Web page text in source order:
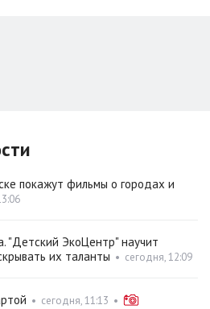
покажут фильмы о городах и
"Детский ЭкоЦентр" научит
их таланты • сегодня, 12:09
• сегодня, 11:13 •